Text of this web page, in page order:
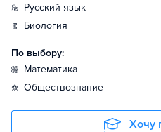
русский язык
биология
По выбору:
математика
обществознание
Хочу